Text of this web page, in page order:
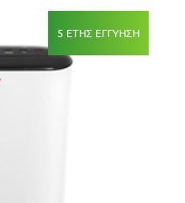
5 ΕΤΗΣ ΕΓΓΥΗΣΗ